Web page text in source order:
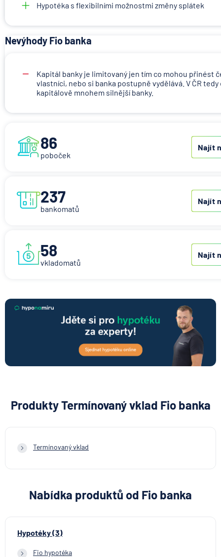
86
poboček
Najít
237
bankomatů
Najít
58
vkladomatů
Najít
Hypotéka s flexibilními možnostmi změny splátek
Nevýhody Fio banka
Kapitál banky je limitovaný jen tím co mohou přinést
vlastníci, nebo si banka postupně vydělává. V ČR
kapitálově mnohem silnější banky.
Produkty Termínovaný vklad Fio banka
Termínovaný vklad
Nabídka produktů od Fio banka
Hypotéky (3)
Fio hypotéka